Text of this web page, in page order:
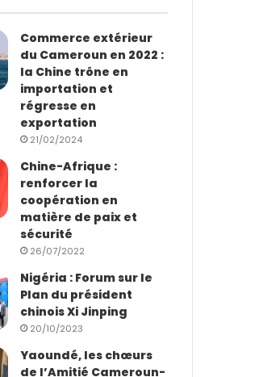
Commerce extérieur
du Cameroun en 2022 :
la Chine trône en
importation et
régresse en
exportation
21/02/2024
Chine-Afrique :
renforcer la
coopération en
matière de paix et
sécurité
26/07/2022
Nigéria : Forum sur le
Plan du président
chinois Xi Jinping
20/10/2023
Yaoundé, les chœurs
de l’Amitié Cameroun-